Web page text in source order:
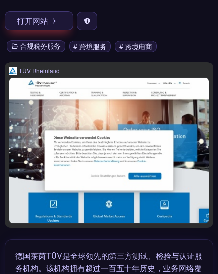
打开网站
合规税务服务 # 跨境服务 # 跨境电商
TÜV Rheinland
德国莱茵TÜV是全球领先的第三方测试、检验与认证服
务机构。该机构拥有超过一百五十年历史，业务网络覆